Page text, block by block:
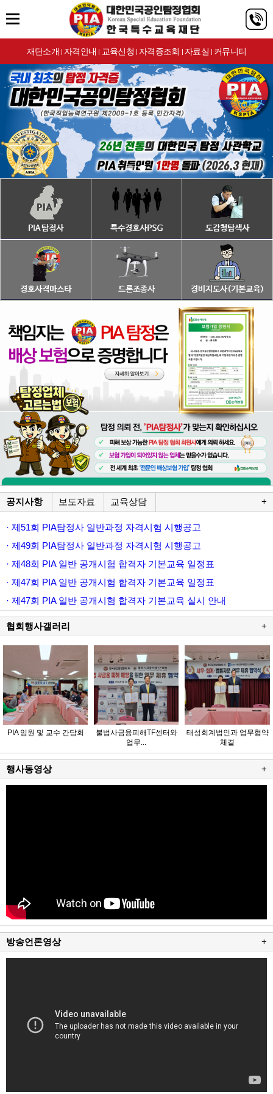
재단소개 | 자격안내 | 교육신청 | 자격증조회 | 자료실 | 커뮤니티
공지사항 보도자료 교육상담 +
· 제51회 PIA탐정사 일반과정 자격시험 시행공고
· 제49회 PIA탐정사 일반과정 자격시험 시행공고
· 제48회 PIA 일반 공개시험 합격자 기본교육 일정표
· 제47회 PIA 일반 공개시험 합격자 기본교육 일정표
· 제47회 PIA 일반 공개시험 합격자 기본교육 실시 안내
협회행사갤러리 +
PIA 임원 및 교수 간담회
불법사금융피해TF센터와
업무...
태성회계법인과 업무협약
체결
행사동영상 +
방송언론영상 +